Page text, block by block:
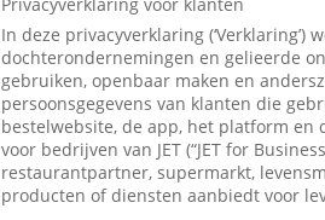
In deze privacyverklaring (‘Verklaring’)
dochterondernemingen en gelieerde
gebruiken, openbaar maken en
persoonsgegevens van klanten die
bestelwebsite, de app, het platform en
voor bedrijven van JET (“JET for
restaurantpartner, supermarkt,
producten of diensten aanbiedt voor